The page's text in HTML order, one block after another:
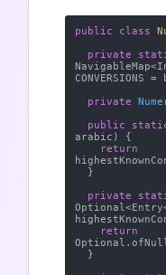
public class
private
private
public
arabic)
{
return
private
return